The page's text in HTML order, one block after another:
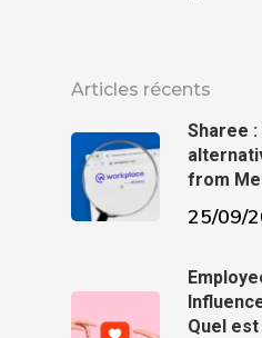
Articles récents
Sharee
from
25/09/
Quel